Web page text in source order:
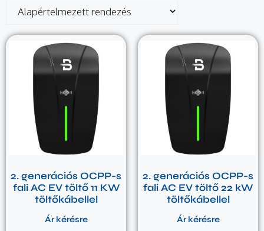
2. generációs OCPP-s
fali AC EV töltő 11 KW
töltőkábellel
Ár kérésre
2. generációs OCPP-s
fali AC EV töltő 22 kW
töltőkábellel
Ár kérésre